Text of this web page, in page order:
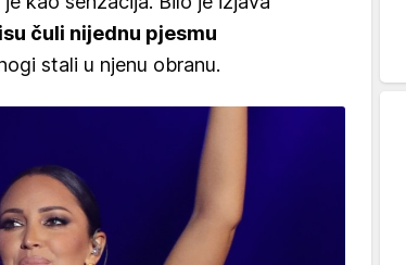
čuli nijednu pjesmu
stali u njenu obranu.